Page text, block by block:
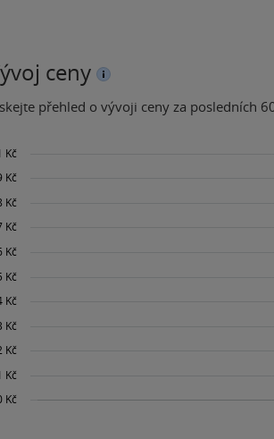
ceny
přehled o vývoji ceny za posledních